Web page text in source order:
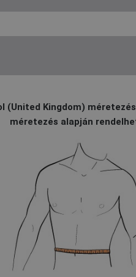
(United Kingdom)
méretezés alapján